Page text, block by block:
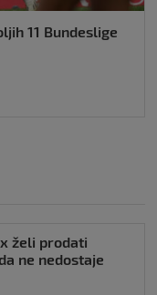
11 Bundeslige
želi prodati
ne nedostaje